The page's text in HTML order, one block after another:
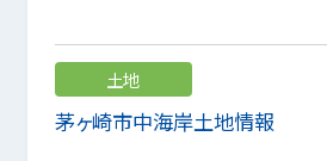
土地
茅ヶ崎市中海岸土地情報